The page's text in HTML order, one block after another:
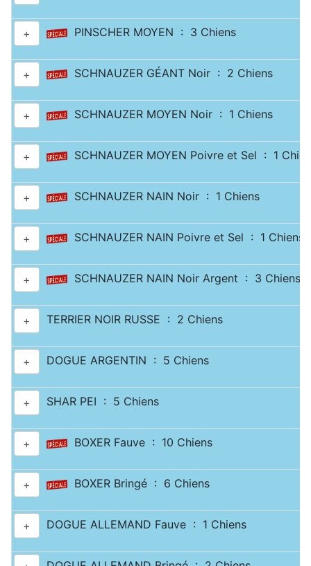
+ PINSCHER MOYEN : 3 Chiens
+ SCHNAUZER GÉANT Noir : 2 Chiens
+ SCHNAUZER MOYEN Noir : 1 Chiens
+ SCHNAUZER MOYEN Poivre et Sel : 1
+ SCHNAUZER NAIN Noir : 1 Chiens
+ SCHNAUZER NAIN Poivre et Sel : 1 Chiens
+ SCHNAUZER NAIN Noir Argent : 3 Chiens
+ TERRIER NOIR RUSSE : 2 Chiens
+ DOGUE ARGENTIN : 5 Chiens
+ SHAR PEI : 5 Chiens
+ BOXER Fauve : 10 Chiens
+ BOXER Bringé : 6 Chiens
+ DOGUE ALLEMAND Fauve : 1 Chiens